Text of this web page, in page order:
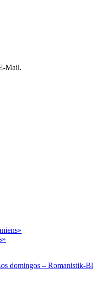
Mail.
domingos – Romanistik-